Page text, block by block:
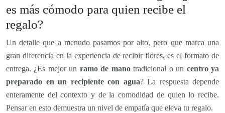
es más cómodo para quien recibe el
regalo?
Un detalle que a menudo pasamos por alto, pero que marca una
gran diferencia en la experiencia de recibir flores, es el formato de
entrega. ¿Es mejor un ramo de manotradicional o un centro ya
preparado en un recipiente con agua? La respuesta depende
enteramente del contexto y de la comodidad de quien lo recibe.
Pensar en esto demuestra un nivel de empatía que eleva tu regalo.